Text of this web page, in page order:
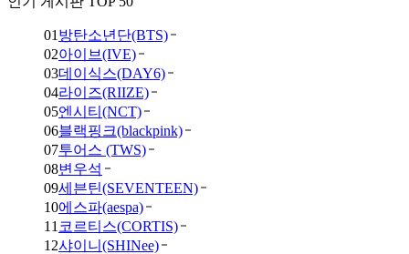
01 방탄소년단(BTS)
02아이브(IVE)
03데이식스(DAY6)
04라이즈(RIIZE)
05엔시티(NCT)
06블랙핑크(blackpink)
07투어스 (TWS)
08변우석
09세븐틴(SEVENTEEN)
10에스파(aespa)
11 코르티스(CORTIS)
12샤이니(SHINee)